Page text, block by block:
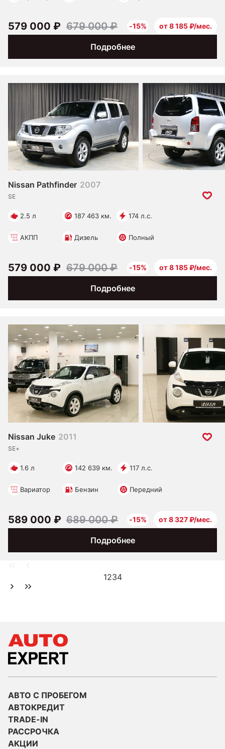
Подробнее
579 000 ₽ 679 000 ₽ -15% от 8 185 ₽/мес.
Nissan Pathfinder 2007
SE
2.5 л 187 463 км. 174 л.с.
АКПП Дизель Полный
Подробнее
579 000 ₽ 679 000 ₽ -15% от 8 185 ₽/мес.
Nissan Juke 2011
SE+
1.6 л 142 639 км. 117 л.с.
Вариатор Бензин Передний
Подробнее
589 000 ₽ 689 000 ₽ -15% от 8 327 ₽/мес.
1234
АВТО С ПРОБЕГОМ
АВТОКРЕДИТ
TRADE-IN
РАССРОЧКА
АКЦИИ